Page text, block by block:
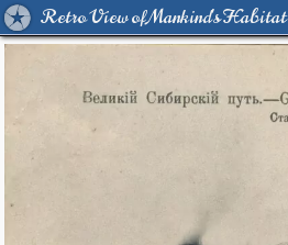
Retro View of Mankind's Habitat